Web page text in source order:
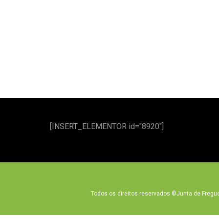
[INSERT_ELEMENTOR id="8920"]
Todos os direitos reservados ©Junta de